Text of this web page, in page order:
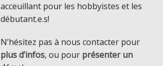
acceuillant pour les hobbyistes et les
débutant.e.s!
N’hésitez pas à nous contacter pour
plus d’infos, ou pour présenter un